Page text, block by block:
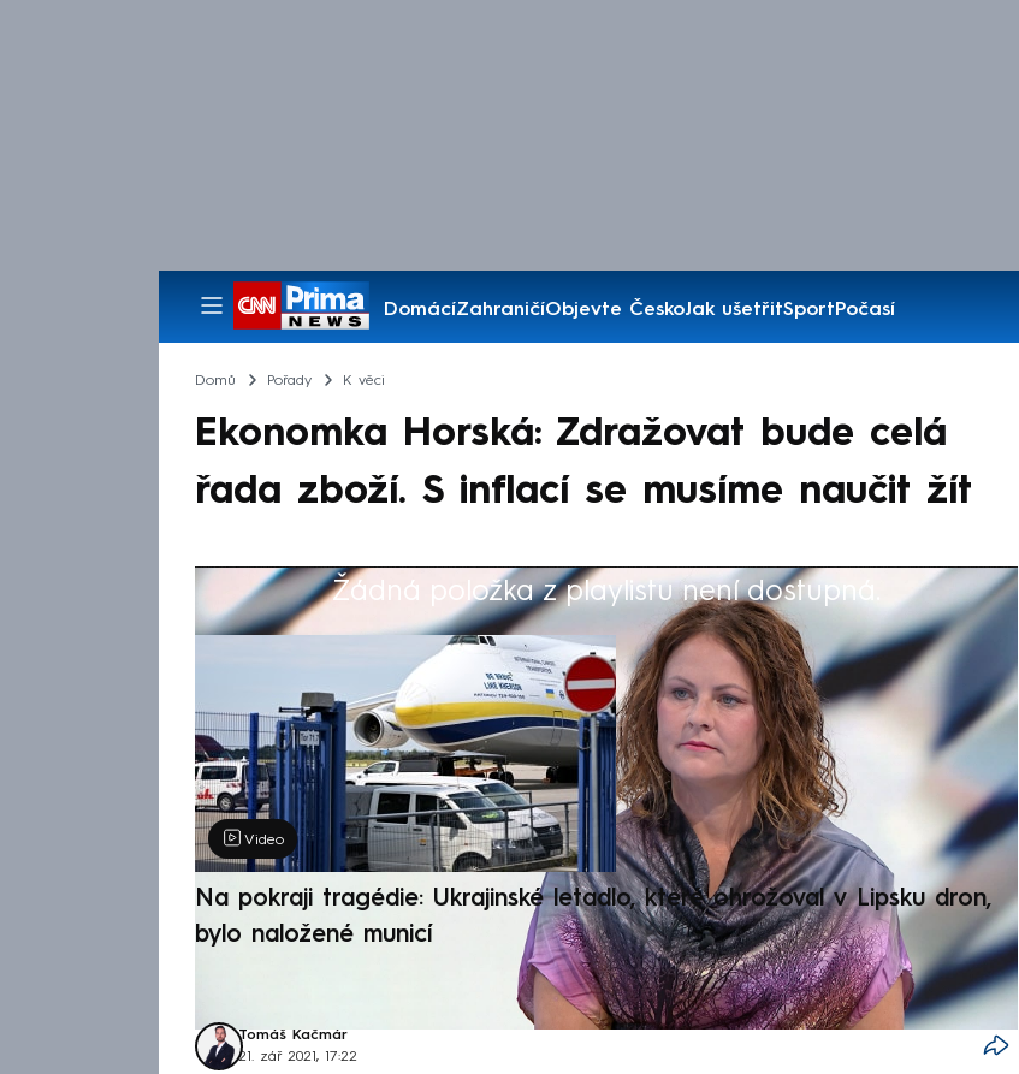
DomácíZahraničíObjevte ČeskoJak ušetřitSportPočasí
Pořady
Domů Pořady K věci
Ekonomka Horská: Zdražovat bude celá
řada zboží. S inflací se musíme naučit žít
Žádná položka z playlistu není dostupná.
Výběr redakce
Video
Na pokraji tragédie: Ukrajinské letadlo, které ohrožoval v Lipsku dron,
bylo naložené municí
Tomáš Kačmár
21. zář 2021, 17:22